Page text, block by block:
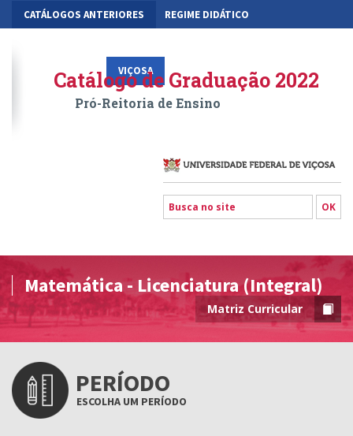
CATÁLOGOS ANTERIORES REGIME DIDÁTICO
VIÇOSA RIO PARANAÍBA FLORESTAL
Catálogo de Graduação 2022
Pró-Reitoria de Ensino
Matemática - Licenciatura (Integral)
Matriz Curricular
PERÍODO
ESCOLHA UM PERÍODO